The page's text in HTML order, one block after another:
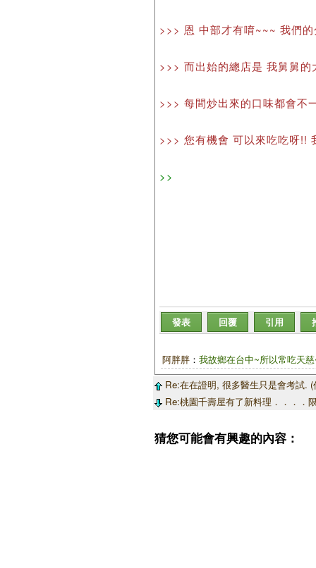
>>> 恩 中部才有唷~~~ 我們
>>> 而出始的總店是 我舅舅的
>>> 每間炒出來的口味都會不
>>> 您有機會 可以來吃吃呀!!
>>
發表 回覆 引用
阿胖胖 ： 我故鄉在台中~所以常吃天
Re:在在證明, 很多醫生只是會考試.
Re:桃園千壽屋有了新料理．．．．
猜您可能會有興趣的內容：